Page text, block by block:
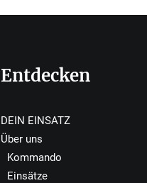
Entdecken
DEIN EINSATZ
Über uns
Kommando
Einsätze